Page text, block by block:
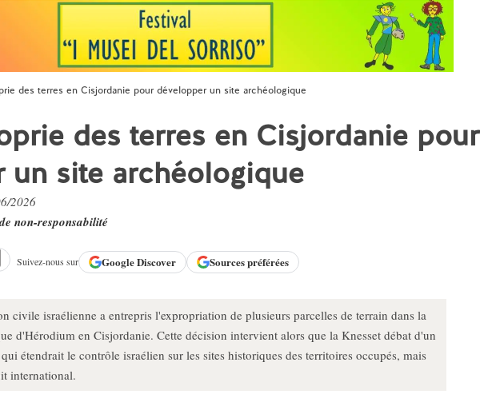
des terres en Cisjordanie pour développer un site archéologique
des terres en Cisjordanie pour
un site archéologique
2026
non-responsabilité
Suivez-nous sur GoogleDiscover Sources préférées
civile israélienne a entrepris l'expropriation de plusieurs parcelles de terrain dans la
d'Hérodium en Cisjordanie. Cette décision intervient alors que la Knesset débat d'un
étendrait le contrôle israélien sur les sites historiques des territoires occupés, mais
international.